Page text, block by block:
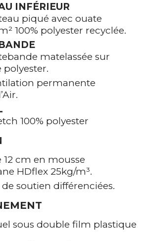
INFÉRIEUR
piqué avec ouate
100% polyester recyclée.
matelassée sur
polyester.
permanente
100% polyester
12 cm en mousse
HDflex 25kg/m³.
de soutien différenciées.
sous double film plastique